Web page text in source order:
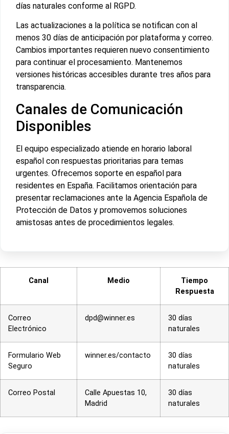
días naturales conforme al RGPD.
Las actualizaciones a la política se notifican con al
menos 30 días de anticipación por plataforma y correo.
Cambios importantes requieren nuevo consentimiento
para continuar el procesamiento. Mantenemos
versiones históricas accesibles durante tres años para
transparencia.
Canales de Comunicación
Disponibles
El equipo especializado atiende en horario laboral
español con respuestas prioritarias para temas
urgentes. Ofrecemos soporte en español para
residentes en España. Facilitamos orientación para
presentar reclamaciones ante la Agencia Española de
Protección de Datos y promovemos soluciones
amistosas antes de procedimientos legales.
Canal Medio
Tiempo
Respuesta
Correo
Electrónico
dpd@winner.es
30 días
naturales
Formulario Web
Seguro
winner.es/contacto
30 días
naturales
Correo Postal
Calle Apuestas 10,
Madrid
30 días
naturales